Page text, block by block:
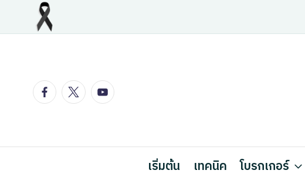
FacebookTwitterYoutube
เริ่มต้น เทคนิค โบรกเกอร์